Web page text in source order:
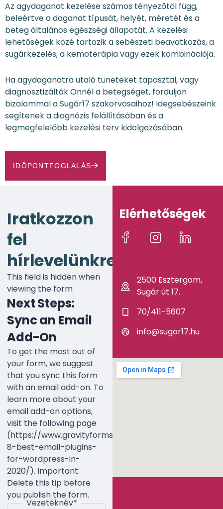
Az agydaganat kezelése számos tényezőtől függ,
beleértve a daganat típusát, helyét, méretét és a
beteg általános egészségi állapotát. A kezelési
lehetőségek közé tartozik a sebészeti beavatkozás, a
sugárkezelés, a kemoterápia vagy ezek kombinációja.
Ha agydaganatra utaló tüneteket tapasztal, vagy
diagnosztizálták Önnél a betegséget, forduljon
bizalommal a Sugár17 szakorvosaihoz! Idegsebészeink
segítenek a diagnózis felállításában és a
legmegfelelőbb kezelési terv kidolgozásában.
IDŐPONTFOGLALÁS
Iratkozzon
fel
hírlevelünkre!
This field is hidden when
viewing the form
Next Steps:
Sync an Email
Add-On
To get the most out of
your form, we suggest
that you sync this form
with an email add-on. To
learn more about your
email add-on options,
visit the following page
(https://www.gravityforms.com/the-
8-best-email-plugins-
for-wordpress-in-
2020/). Important:
Delete this tip before
you publish the form.
Vezetéknév*
Elérhetőségek
2500 Esztergom,
Sugár út 17.
70/411-5607
info@sugar17.hu